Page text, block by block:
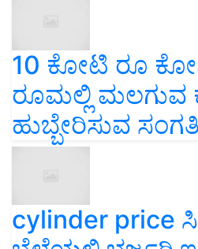
10 ಕೋಟಿ ರೂ
ರೂಮಲ್ಲಿ
ಹುಬ್ಬೇರಿಸುವ
cylinder price